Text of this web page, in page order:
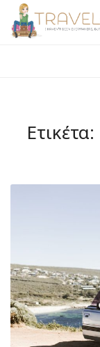
Skip
Ετικέτα: